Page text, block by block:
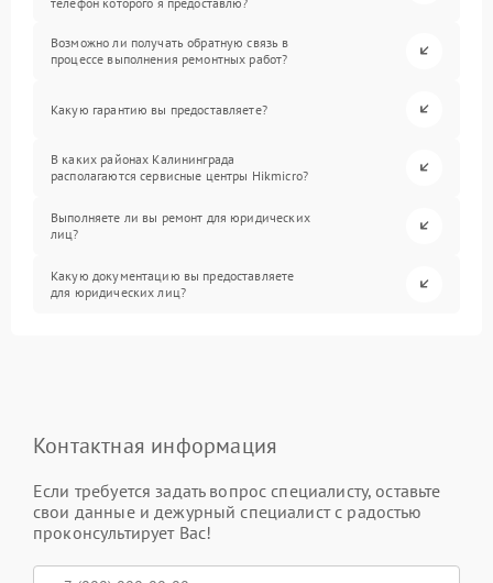
Возможно ли получать обратную связь в
процессе выполнения ремонтных работ?
Какую гарантию вы предоставляете?
В каких районах Калининграда
располагаются сервисные центры Hikmicro?
Выполняете ли вы ремонт для юридических
лиц?
Какую документацию вы предоставляете
для юридических лиц?
Контактная информация
Если требуется задать вопрос специалисту, оставьте
свои данные и дежурный специалист с радостью
проконсультирует Вас!